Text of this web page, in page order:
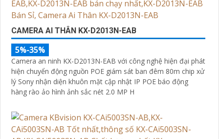
CAMERA AI THÂN KX-D2013N-EAB
5%-35%
Camera an ninh KX-D2013N-EAB với công nghệ hiện đại phát
hiện chuyển động nguồn POE giám sát ban đêm 80m chip xử
lý Sony nhận diện khuôn mặt cập nhật IP POE báo động
hàng rào ảo hình ảnh sắc nét 2.0 MP H